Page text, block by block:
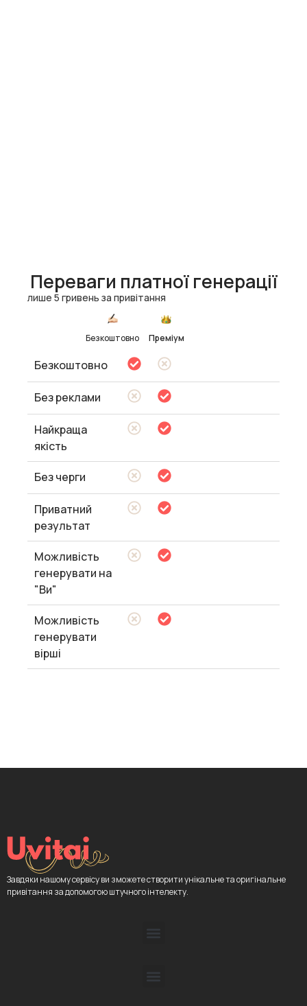
Переваги платної генерації
лише 5 гривень за привітання
Безкоштовно Преміум
Безкоштовно
Без реклами
Найкраща
якість
Без черги
Приватний
результат
Можливість
генерувати на
"Ви"
Можливість
генерувати
вірші
Завдяки нашому сервісу ви зможете створити унікальне та оригінальне
привітання за допомогою штучного інтелекту.